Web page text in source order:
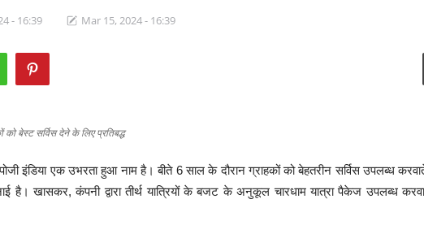
- 16:39 Mar 15, 2024 - 16:39
को बेस्ट सर्विस देने के लिए प्रतिबद्ध
इंडिया एक उभरता हुआ नाम है। बीते 6 साल के दौरान ग्राहकों को बेहतरीन सर्विस उपलब्ध
है। खासकर, कंपनी द्वारा तीर्थ यात्रियों के बजट के अनुकूल चारधाम यात्रा पैकेज उपलब्ध